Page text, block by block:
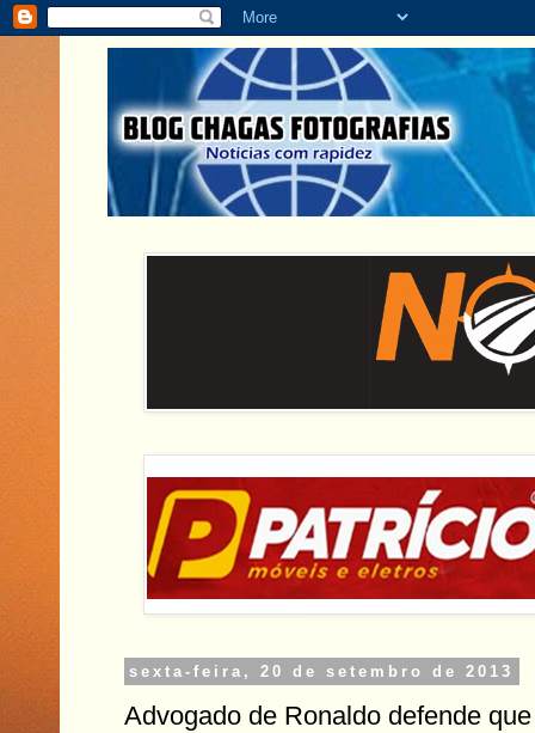
sexta-feira, 20 de setembro de 2013
Advogado de Ronaldo defende